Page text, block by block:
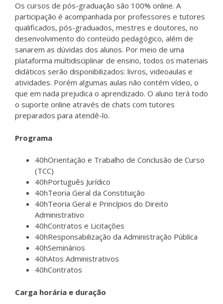
Os cursos de pós-graduação são 100% online. A
participação é acompanhada por professores e tutores
qualificados, pós-graduados, mestres e doutores, no
desenvolvimento do conteúdo pedagógico, além de
sanarem as dúvidas dos alunos. Por meio de uma
plataforma multidisciplinar de ensino, todos os materiais
didáticos serão disponibilizados: livros, videoaulas e
atividades. Porém algumas aulas não contém vídeo, o
que em nada prejudica o aprendizado. O aluno terá todo
o suporte online através de chats com tutores
preparados para atendê-lo.
Programa
40hOrientação e Trabalho de Conclusão de Curso
(TCC)
40hPortuguês Jurídico
40hTeoria Geral da Constituição
40hTeoria Geral e Princípios do Direito
Administrativo
40hContratos e Licitações
40hResponsabilização da Administração Pública
40hSeminários
40hAtos Administrativos
40hContratos
Carga horária e duração